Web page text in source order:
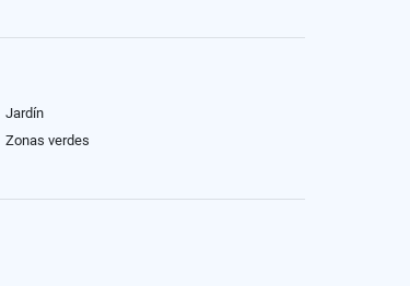
Jardín
Zonas verdes